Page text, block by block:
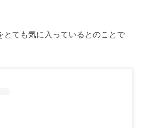
とても気に入っているとのことで